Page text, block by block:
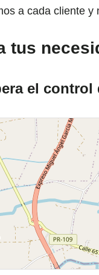
a cada cliente y
tus
el